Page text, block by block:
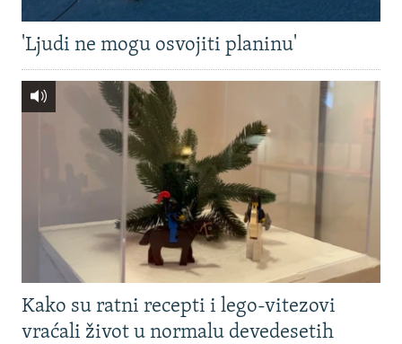
'Ljudi ne mogu osvojiti planinu'
Kako su ratni recepti i lego-vitezovi
vraćali život u normalu devedesetih